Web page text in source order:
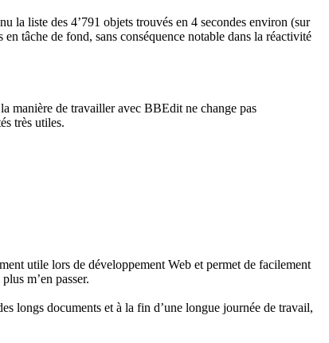
la liste des 4’791 objets trouvés en 4 secondes environ (sur
tâche de fond, sans conséquence notable dans la réactivité
manière de travailler avec BBEdit ne change pas
très utiles.
utile lors de développement Web et permet de facilement
m’en passer.
longs documents et à la fin d’une longue journée de travail,